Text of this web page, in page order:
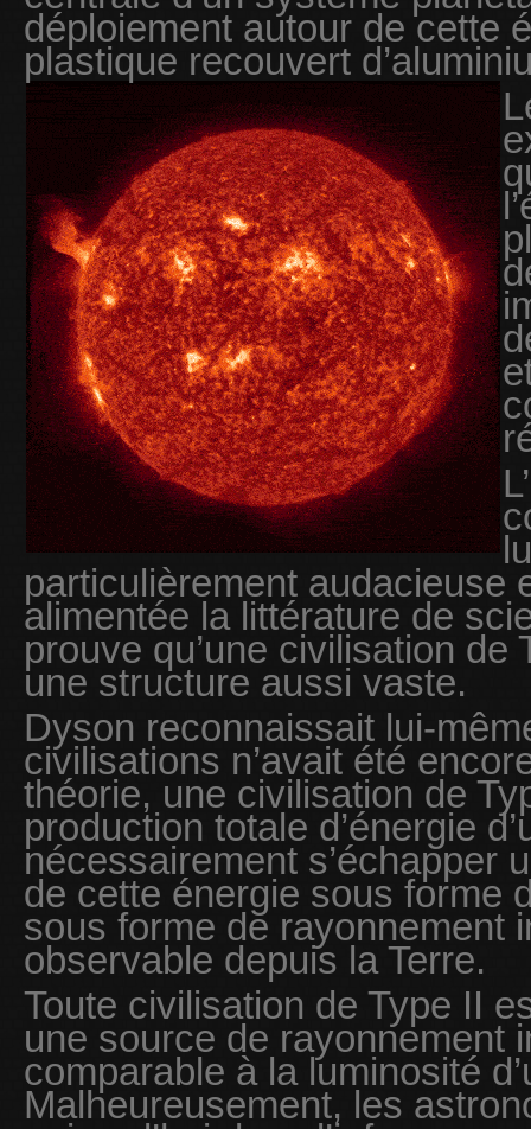
déploiement autour de cette
plastique recouvert
particulièrement audacieuse
alimentée la littérature de
prouve qu’une civilisation
une structure aussi vaste.
Dyson reconnaissait lui-
civilisations n’avait été
théorie, une civilisation de
production totale d’énergie
nécessairement s’échapper
de cette énergie sous forme
sous forme de rayonnement
observable depuis la Terre.
Toute civilisation de Type II
une source de rayonnement
comparable à la luminosité
Malheureusement, les